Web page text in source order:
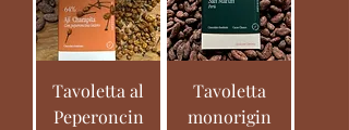
Tavoletta al
Peperoncin
Tavoletta
monorigin